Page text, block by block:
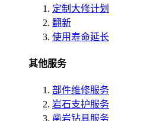
定制大修计划
翻新
使用寿命延长
其他服务
部件维修服务
岩石支护服务
凿岩钻具服务